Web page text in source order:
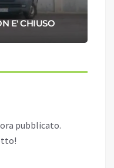
E' CHIUSO
pubblicato.